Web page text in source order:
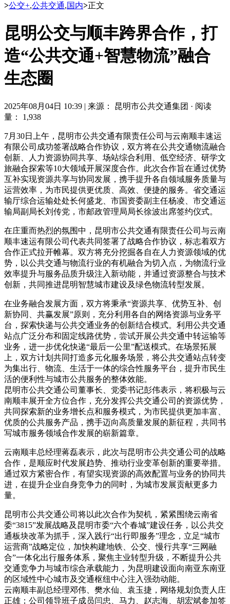
>公交+,公共交通,国内>正文
昆明公交与顺丰跨界合作，打
造“公共交通+智慧物流”融合
生态圈
2025年08月04日 10:39 | 来源： 昆明市公共交通集团 · 阅读
量： 1,938
7月30日上午，昆明市公共交通有限责任公司与云南顺丰速运
有限公司成功签署战略合作协议，双方将在公共交通物流融合
创新、人力资源协同共享、场站综合利用、低空经济、研学文
旅融合探索等10大领域开展深度合作。此次合作旨在通过优势
互补实现资源共享与协同发展，携手提升各自领域服务质量与
运营效率，为市民提供更优质、高效、便捷的服务。省交通运
输厅综合运输处处长何盛龙、市国资委副主任杨凌、市交通运
输局副局长刘传党，市邮政管理局局长徐波出席签约仪式。
在庄重而热烈的氛围中，昆明市公共交通有限责任公司与云南
顺丰速运有限公司代表共同签署了战略合作协议，标志着双方
合作正式拉开帷幕。双方将充分挖掘各自在人力资源领域的优
势，以公共交通与物流行业的有机融合为切入点，为物流行业
效率提升与服务品质升级注入新动能，并通过资源整合与技术
创新，共同推进昆明智慧城市建设及绿色物流转型发展。
在业务融合发展方面，双方将秉承“资源共享、优势互补、创
新协同、共赢发展”原则，充分利用各自的网络资源与业务平
台，探索快递与公共交通业务的创新结合模式。利用公共交通
站点广泛分布和固定线路优势，尝试开展公共交通中转运输等
业务，进一步优化快递“最后一公里”配送模式。在场景拓展
上，双方计划共同打造多元化服务场景，将公共交通站点转变
为集出行、物流、生活于一体的综合性服务平台，提升市民生
活的便利性与城市公共服务的整体效能。
昆明市公共交通公司董事长、党委书记彭伟表示，将积极与云
南顺丰展开全方位合作，充分发挥公共交通公司的资源优势，
共同探索新的业务增长点和服务模式，为市民提供更加丰富、
优质的公共服务产品，携手迈向高质量发展的新征程，共同书
写城市服务领域合作发展的崭新篇章。
云南顺丰总经理蒋磊表示，此次与昆明市公共交通公司的战略
合作，是顺应时代发展趋势、推动行业变革创新的重要举措。
通过双方紧密合作，有望实现资源的高效配置与业务的协同共
进，在提升企业自身竞争力的同时，为城市发展贡献更多力
量。
昆明市公共交通公司将以此次合作为契机，紧紧围绕云南省
委“3815”发展战略及昆明市委“六个春城”建设任务，以公共交
通板块改革为抓手，深入践行“出行即服务”理念，立足“城市
运营商”战略定位，加快构建地铁、公交、慢行共享“三网融
合”一体化出行服务体系，聚焦主业转型升级，不断提升公共
交通竞争力与城市综合承载能力，为昆明建设面向南亚东南亚
的区域性中心城市及交通枢纽中心注入强劲动能。
云南顺丰副总经理邓伟、樊水仙、袁玉捷，网络规划负责人庄
正雄；公司领导班子成员闫忠、马力、赵志海、胡宏斌参加签